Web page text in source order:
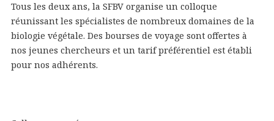
Tous les deux ans, la SFBV organise un colloque
réunissant les spécialistes de nombreux domaines de la
biologie végétale. Des bourses de voyage sont offertes à
nos jeunes chercheurs et un tarif préférentiel est établi
pour nos adhérents.